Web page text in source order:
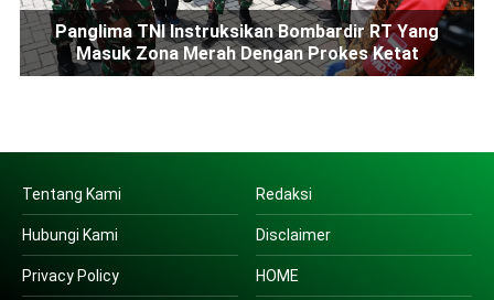
Panglima TNI Instruksikan Bombardir RT Yang
Masuk Zona Merah Dengan Prokes Ketat
Tentang Kami Redaksi
Hubungi Kami Disclaimer
Privacy Policy HOME